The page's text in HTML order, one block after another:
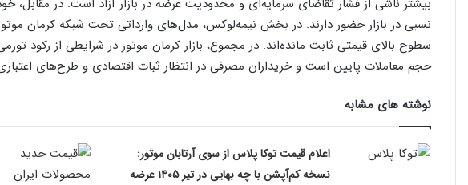
نسبی در بازار حضور دارند. در بخش نیمه‌لوکس، مدل‌های وارداتی تحت شبکه کرمان
سطوح بالای قیمتی ثابت مانده‌اند. در مجموع، بازار کرمان موتور در شرایطی از رکود تورمی
حجم معاملات پایین است و خریداران مصرفی در انتظار ثبات اقتصادی و طرح‌های
نوشته های مشابه
اعلام قیمت توکا پلاس از سوی آرتابان موتور:
نسخه کم‌آپشن با چه بهایی در تیر ۱۴۰۵ عرضه